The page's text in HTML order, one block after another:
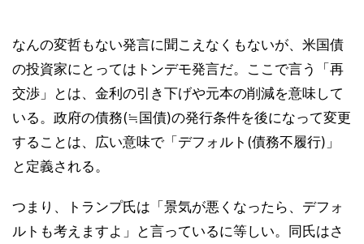
なんの変哲もない発言に聞こえなくもないが、米国債
の投資家にとってはトンデモ発言だ。ここで言う「再
交渉」とは、金利の引き下げや元本の削減を意味して
いる。政府の債務(≒国債)の発行条件を後になって変更
することは、広い意味で「デフォルト(債務不履行)」
と定義される。
つまり、トランプ氏は「景気が悪くなったら、デフォ
ルトも考えますよ」と言っているに等しい。同氏はさ